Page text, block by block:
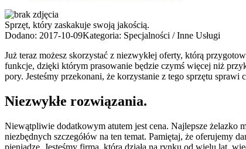
Sprzęt, który zaskakuje swoją jakością.
Dodano: 2017-10-09Kategoria: Specjalności / Inne Usługi
Już teraz możesz skorzystać z niezwykłej oferty, którą
funkcje, dzięki którym prasowanie będzie czymś więcej niż
pory. Jesteśmy przekonani, że korzystanie z tego sprzętu sprawi
Niezwykłe rozwiązania.
Niewątpliwie dodatkowym atutem jest cena. Najlepsze żelazko
niezbędnych szczegółów na ten temat. Pamiętaj, że oferujemy
pieniądze. Jesteśmy firmą, która działa na rynku od wielu lat,